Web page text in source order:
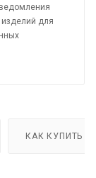
изделий для
КАК КУПИТЬ